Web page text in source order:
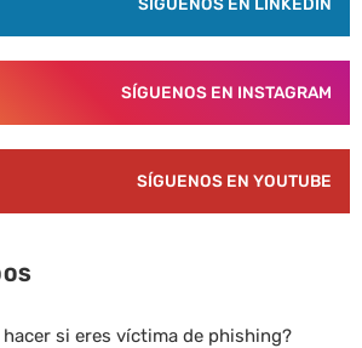
SÍGUENOS EN LINKEDIN
SÍGUENOS EN INSTAGRAM
SÍGUENOS EN YOUTUBE
hacer si eres víctima de phishing?